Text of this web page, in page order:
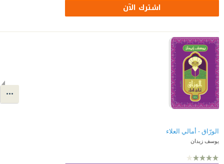
اشترك الآن
الورّاق - أمالي العلاء
يوسف زيدان